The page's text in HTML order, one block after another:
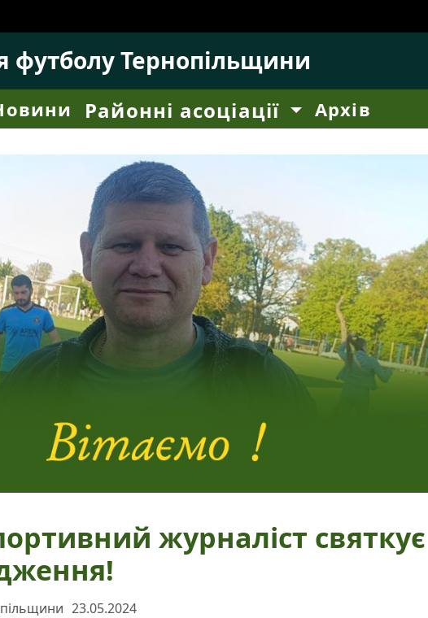
футболу Тернопільщини
Районні асоціації Архів
журналіст святкує
23.05.2024